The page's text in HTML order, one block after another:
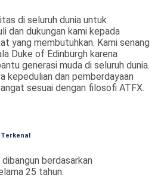
di seluruh dunia untuk
dan dukungan kami kepada
yang membutuhkan. Kami senang
Duke of Edinburgh karena
generasi muda di seluruh dunia.
kepedulian dan pemberdayaan
sesuai dengan filosofi ATFX.
berdasarkan
25 tahun.